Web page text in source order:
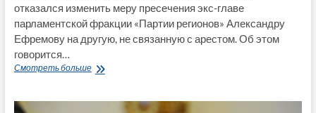
отказался изменить меру пресечения экс-главе
парламентской фракции «Партии регионов» Александру
Ефремову на другую, не связанную с арестом. Об этом
говорится…
Смотреть большеСтаробельский
ходатайству